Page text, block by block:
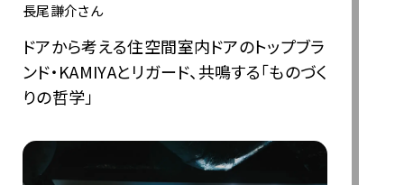
長尾謙介さん
ドアから考える住空間――室内ドアのトップブラ
ンド・KAMIYAとリガード、共鳴する「ものづく
りの哲学」